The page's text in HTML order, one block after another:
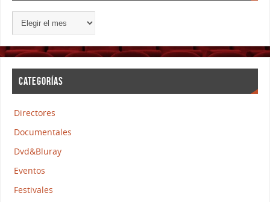
CATEGORÍAS
Directores
Documentales
Dvd&Bluray
Eventos
Festivales